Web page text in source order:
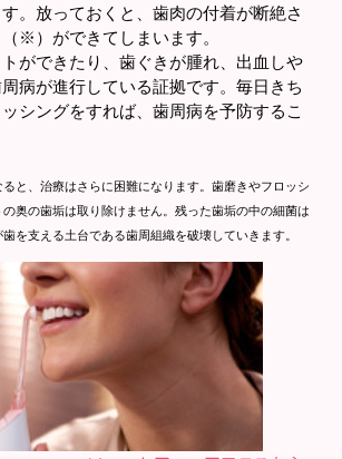
。放っておくと、歯肉の付着が断絶さ
※）ができてしまいます。
ができたり、歯ぐきが腫れ、出血しや
病が進行している証拠です。毎日きち
シングをすれば、歯周病を予防するこ
と、治療はさらに困難になります。歯磨きやフロッシ
奥の歯垢は取り除けません。残った歯垢の中の細菌は
を支える土台である歯周組織を破壊していきます。